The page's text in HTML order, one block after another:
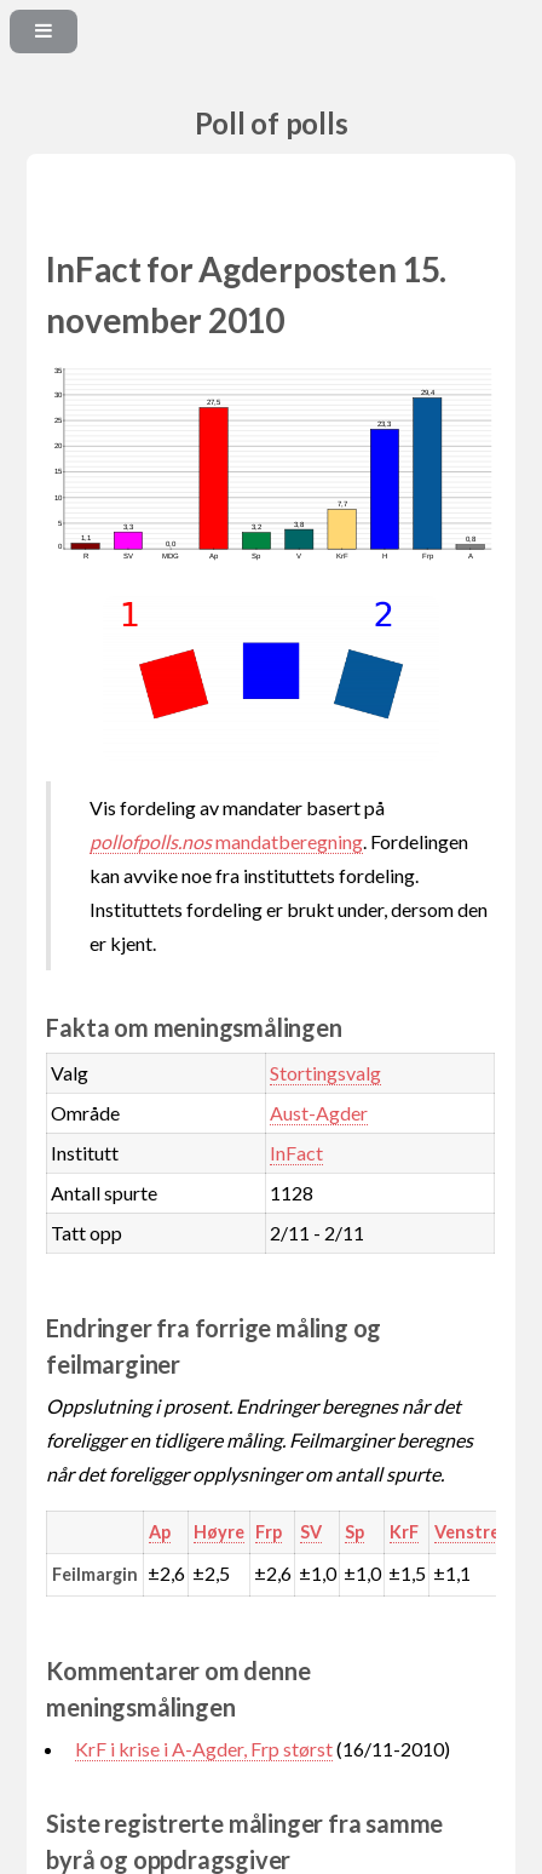
Poll of polls
InFact for Agderposten 15.
november 2010
1,1
3,3
0,0
27,5
3,2 3,8
7,7
23,3
29,4
0,8
R SV MDG Ap Sp V KrF H Frp A
0
5
10
15
20
25
30
35
Vis fordeling av mandater basert på
pollofpolls.nosmandatberegning . Fordelingen
kan avvike noe fra instituttets fordeling.
Instituttets fordeling er brukt under, dersom den
er kjent.
Fakta om meningsmålingen
Valg
Stortingsvalg
Område
Aust-Agder
Institutt
InFact
Antall spurte
1128
Tatt opp
2/11 - 2/11
Endringer fra forrige måling og
feilmarginer
Oppslutning i prosent. Endringer beregnes når det
foreligger en tidligere måling. Feilmarginer beregnes
når det foreligger opplysninger om antall spurte.
Ap Høyre Frp SV Sp KrF Venstre
Feilmargin ±2,6 ±2,5 ±2,6 ±1,0 ±1,0 ±1,5 ±1,1
Kommentarer om denne
meningsmålingen
KrF i krise i A-Agder, Frp størst(16/11-2010)
Siste registrerte målinger fra samme
byrå og oppdragsgiver